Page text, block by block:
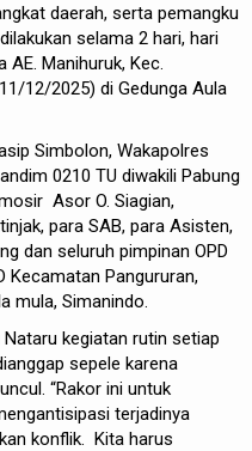
daerah, serta pemangku
selama 2 hari, hari
Manihuruk, Kec.
12/2025) di Gedunga Aula
Simbolon, Wakapolres
0210 TU diwakili Pabung
Asor O. Siagian,
para SAB, para Asisten,
dan seluruh pimpinan OPD
Kecamatan Pangururan,
mula, Simanindo.
kegiatan rutin setiap
sepele karena
“Rakor ini untuk
terjadinya
konflik. Kita harus